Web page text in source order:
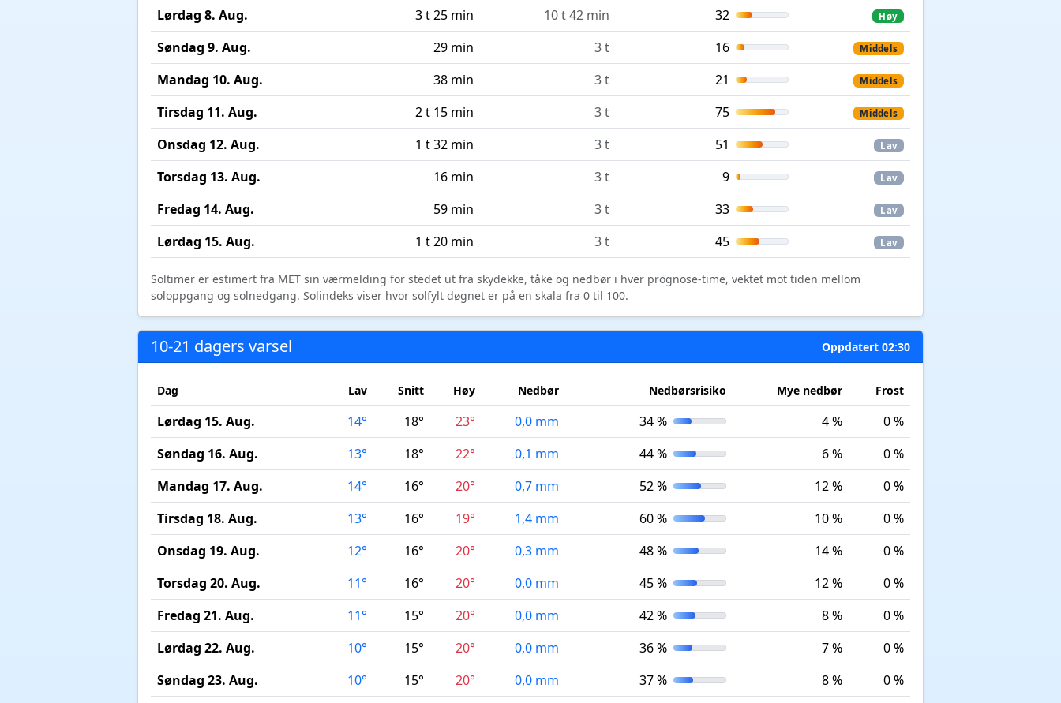
Lørdag 8. Aug. 3 t 25 min 10 t 42 min 32 Høy
Søndag 9. Aug. 29 min 3 t 16 Middels
Mandag 10. Aug. 38 min 3 t 21 Middels
Tirsdag 11. Aug. 2 t 15 min 3 t 75 Middels
Onsdag 12. Aug. 1 t 32 min 3 t 51 Lav
Torsdag 13. Aug. 16 min 3 t 9 Lav
Fredag 14. Aug. 59 min 3 t 33 Lav
Lørdag 15. Aug. 1 t 20 min 3 t 45 Lav
Soltimer er estimert fra MET sin værmelding for stedet ut fra skydekke, tåke og nedbør i hver prognose-time, vektet mot tiden mellom
soloppgang og solnedgang. Solindeks viser hvor solfylt døgnet er på en skala fra 0 til 100.
10-21 dagers varsel Oppdatert 02:30
Dag Lav Snitt Høy Nedbør Nedbørsrisiko Mye nedbør Frost
Lørdag 15. Aug. 14° 18° 23° 0,0 mm 34 % 4 %
0 %
Søndag 16. Aug.
13° 18° 22° 0,1 mm 44 % 6 %
0 %
Mandag 17. Aug.
14° 16° 20° 0,7 mm 52 % 12 %
0 %
Tirsdag 18. Aug.
13° 16° 19° 1,4 mm 60 % 10 %
0 %
Onsdag 19. Aug.
12° 16° 20° 0,3 mm 48 % 14 %
0 %
Torsdag 20. Aug.
11° 16° 20° 0,0 mm 45 % 12 %
0 %
Fredag 21. Aug.
11° 15° 20° 0,0 mm 42 % 8 %
0 %
Lørdag 22. Aug.
10° 15° 20° 0,0 mm 36 % 7 %
0 %
Søndag 23. Aug.
10° 15° 20° 0,0 mm 37 % 8 %
0 %